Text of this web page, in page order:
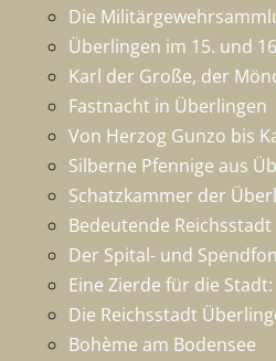
Die
Überlingen im 15. und
Karl der Große, der
Fastnacht in Überlingen
Von Herzog Gunzo bis
Silberne Pfennige aus
Schatzkammer der
Bedeutende
Der Spital- und
Eine Zierde für die Stadt:
Die Reichsstadt
Bohème am Bodensee